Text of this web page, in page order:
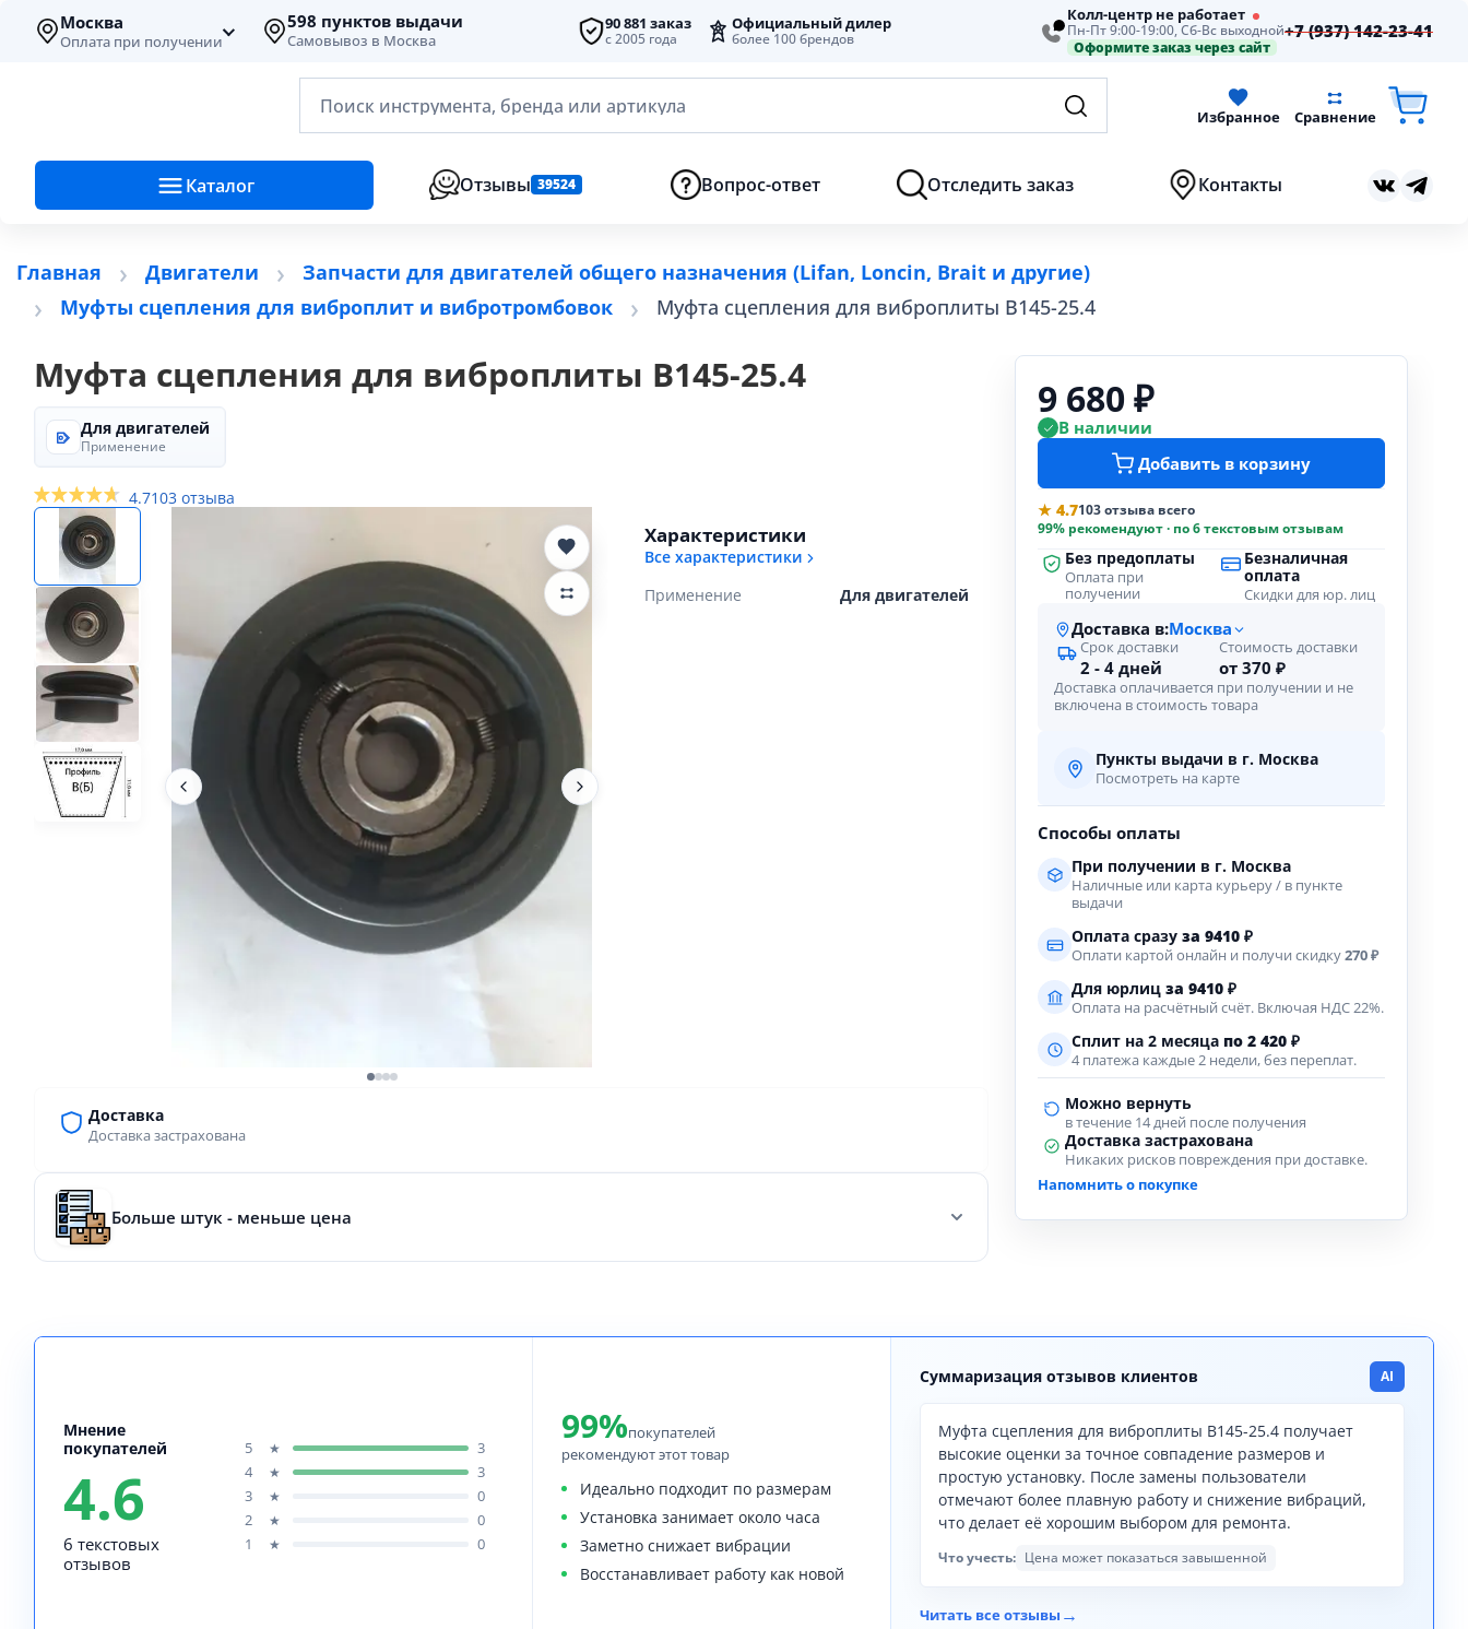
Москва
Оплата при получении
598 пунктов выдачи
Самовывоз в Москва
90 881 заказ
с 2005 года
Официальный дилер
более 100 брендов
Колл-центр не работает
Пн-Пт 9:00-19:00, Сб-Вс выходной
Оформите заказ через сайт
+7 (937) 142-23-41
Поиск инструмента, бренда или артикула Избранное Сравнение
Каталог Отзывы 39524 Вопрос-ответ Отследить заказ Контакты
Главная Двигатели
Запчасти для двигателей общего назначения (Lifan, Loncin, Brait и другие)
Муфты сцепления для виброплит и вибротромбовок
Муфта сцепления для виброплиты В145-25.4
Муфта сцепления для виброплиты В145-25.4
Для двигателей
Применение
4.7103 отзыва
Характеристики
Все характеристики
Применение Для двигателей
Доставка
Доставка застрахована
Больше штук - меньше цена
9 680 ₽
В наличии
Добавить в корзину
★ 4.7103 отзыва всего
99% рекомендуют · по 6 текстовым отзывам
Без предоплаты
Оплата при
получении
Безналичная
оплата
Скидки для юр. лиц
Доставка в:Москва
Срок доставки
2 - 4 дней
Стоимость доставки
от 370 ₽
Доставка оплачивается при получении и не
включена в стоимость товара
Пункты выдачи в г. Москва
Посмотреть на карте
Способы оплаты
При получении в г. Москва
Наличные или карта курьеру / в пункте
выдачи
Оплата сразу за 9410 ₽
Оплати картой онлайн и получи скидку270 ₽
Для юрлиц за 9410 ₽
Оплата на расчётный счёт. Включая НДС 22%.
Сплит на 2 месяца по 2 420 ₽
4 платежа каждые 2 недели, без переплат.
Можно вернуть
в течение 14 дней после получения
Доставка застрахована
Никаких рисков повреждения при доставке.
Напомнить о покупке
Мнение
покупателей
4.6
6 текстовых
отзывов
5 ★
3
4
★
3
3
★
0
2
★
0
1
★ 0
99%покупателей
рекомендуют этот товар
Идеально подходит по размерам
Установка занимает около часа
Заметно снижает вибрации
Восстанавливает работу как новой
Суммаризация отзывов клиентов AI
Муфта сцепления для виброплиты В145-25.4 получает
высокие оценки за точное совпадение размеров и
простую установку. После замены пользователи
отмечают более плавную работу и снижение вибраций,
что делает её хорошим выбором для ремонта.
Что учесть: Цена может показаться завышенной
Читать все отзывы →